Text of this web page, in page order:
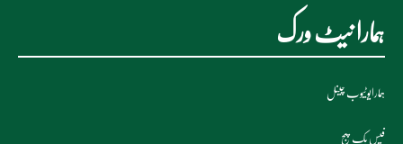
ہمارا نیٹ ورک
ہمارایوٹیوب چینل
فیس بک پیج